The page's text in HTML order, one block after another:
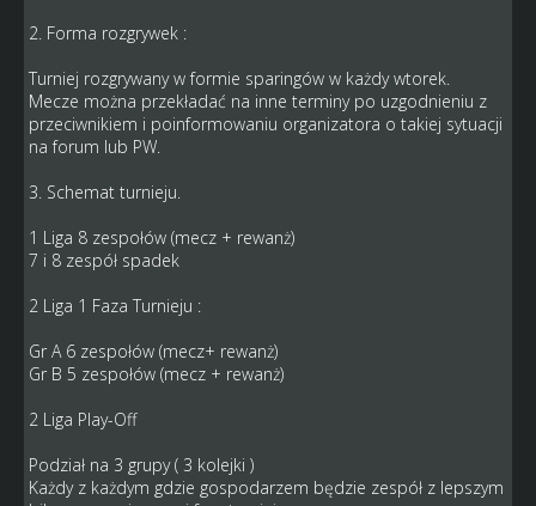
2. Forma rozgrywek :
Turniej rozgrywany w formie sparingów w każdy wtorek.
Mecze można przekładać na inne terminy po uzgodnieniu z
przeciwnikiem i poinformowaniu organizatora o takiej sytuacji
na forum lub PW.
3. Schemat turnieju.
1 Liga 8 zespołów (mecz + rewanż)
7 i 8 zespół spadek
2 Liga 1 Faza Turnieju :
Gr A 6 zespołów (mecz+ rewanż)
Gr B 5 zespołów (mecz + rewanż)
2 Liga Play-Off
Podział na 3 grupy ( 3 kolejki )
Każdy z każdym gdzie gospodarzem będzie zespół z lepszym